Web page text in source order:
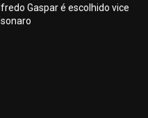
Gaspar é escolhido vice